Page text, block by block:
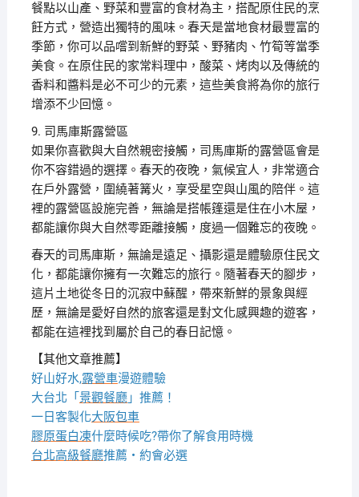
餐點以山產、野菜和豐富的食材為主，搭配原住民的烹
飪方式，營造出獨特的風味。春天是當地食材最豐富的
季節，你可以品嚐到新鮮的野菜、野豬肉、竹筍等當季
美食。在原住民的家常料理中，酸菜、烤肉以及傳統的
香料和醬料是必不可少的元素，這些美食將為你的旅行
增添不少回憶。
9. 司馬庫斯露營區
如果你喜歡與大自然親密接觸，司馬庫斯的露營區會是
你不容錯過的選擇。春天的夜晚，氣候宜人，非常適合
在戶外露營，圍繞著篝火，享受星空與山風的陪伴。這
裡的露營區設施完善，無論是搭帳篷還是住在小木屋，
都能讓你與大自然零距離接觸，度過一個難忘的夜晚。
春天的司馬庫斯，無論是遠足、攝影還是體驗原住民文
化，都能讓你擁有一次難忘的旅行。隨著春天的腳步，
這片土地從冬日的沉寂中蘇醒，帶來新鮮的景象與經
歷，無論是愛好自然的旅客還是對文化感興趣的遊客，
都能在這裡找到屬於自己的春日記憶。
【其他文章推薦】
好山好水,露營車漫遊體驗
大台北「 景觀餐廳」推薦！
一日客製化大阪包車
膠原蛋白凍什麼時候吃?帶你了解食用時機
台北高級餐廳推薦・約會必選